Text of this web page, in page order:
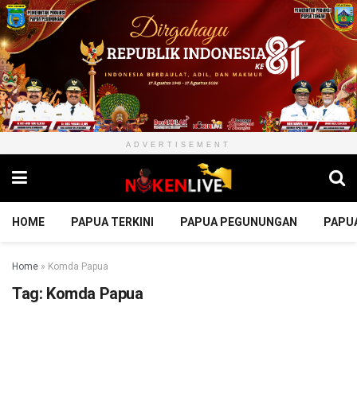
ADVERTISEMENT
HOME PAPUA TERKINI PAPUA PEGUNUNGAN
Home » Komda Papua
Tag: Komda Papua